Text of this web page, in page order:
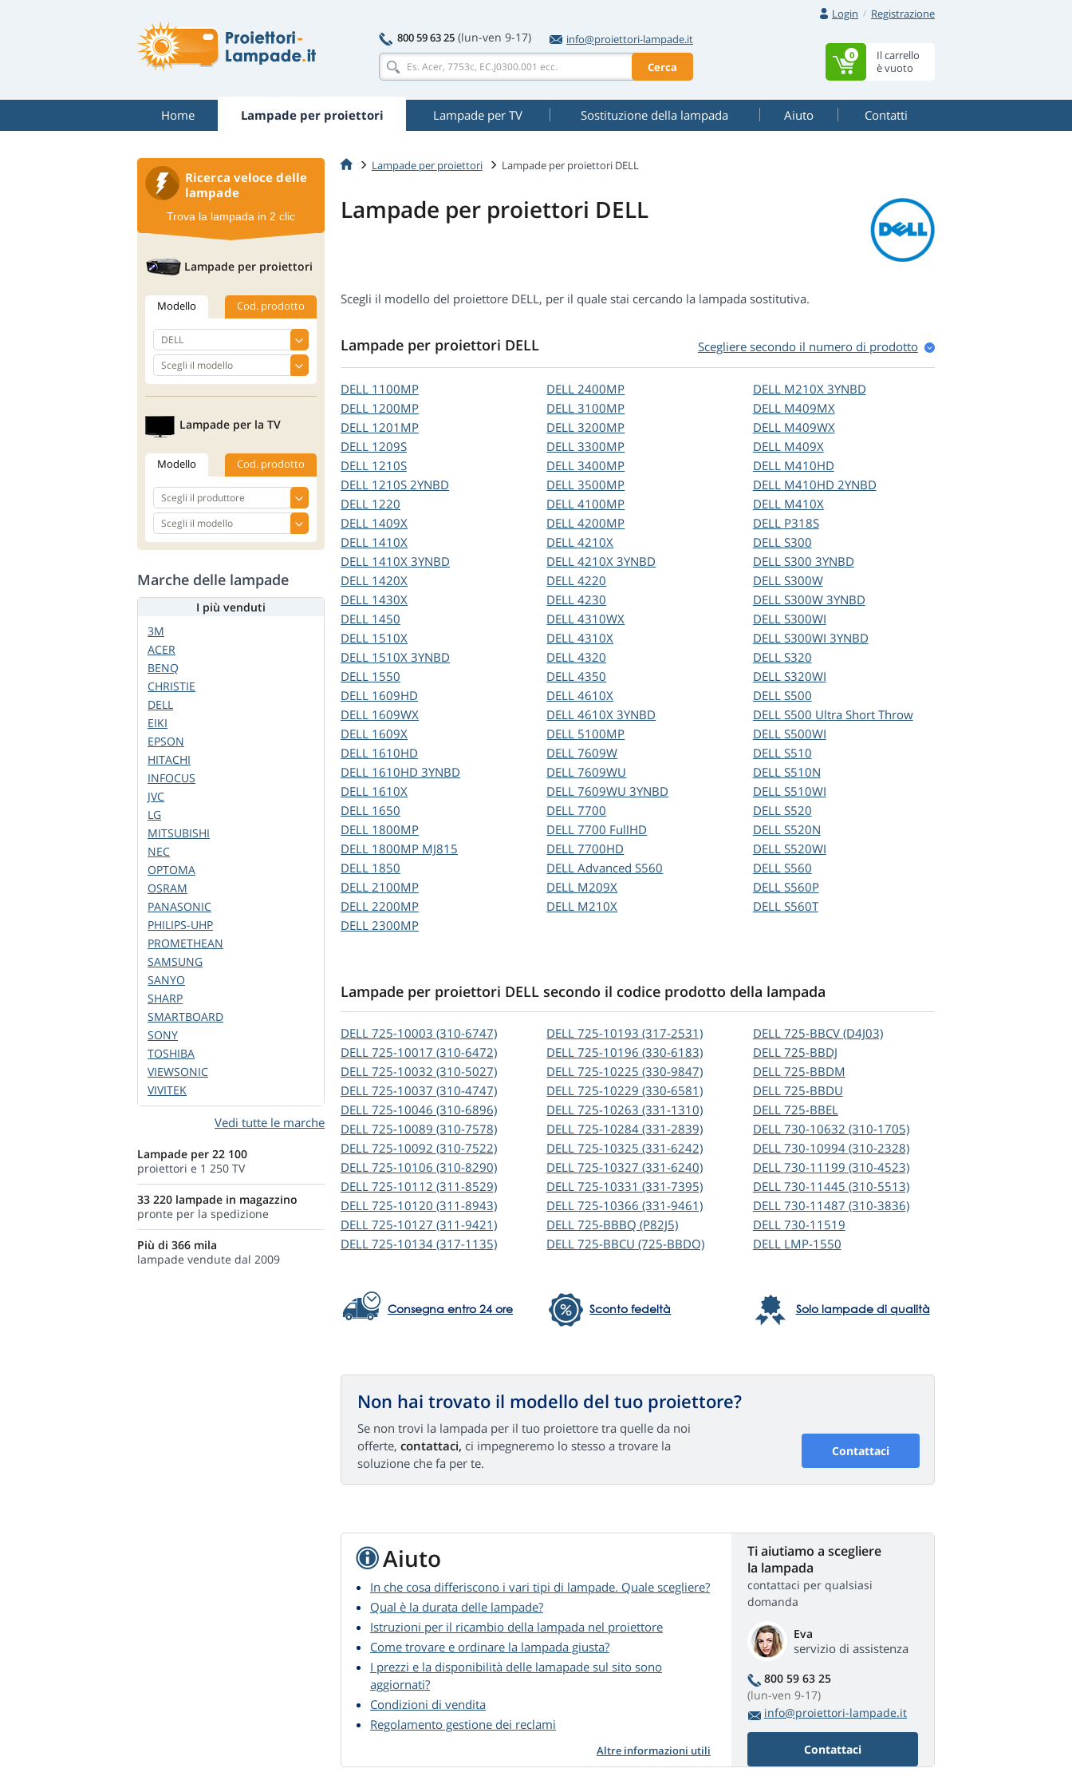
Login
Registrazione
800 59 63 25 (lun-ven 9-17)
info@proiettori-lampade.it
Cerca
Il carrello
è vuoto
0
Home Lampade per proiettori Lampade per TV Sostituzione della lampada Aiuto Contatti
Lampade per proiettori Lampade per proiettori DELL
Lampade per proiettori DELL
Scegli il modello del proiettore DELL, per il quale stai cercando la lampada sostitutiva.
Lampade per proiettori DELL Scegliere secondo il numero di prodotto
DELL 1100MP
DELL 1200MP
DELL 1201MP
DELL 1209S
DELL 1210S
DELL 1210S 2YNBD
DELL 1220
DELL 1409X
DELL 1410X
DELL 1410X 3YNBD
DELL 1420X
DELL 1430X
DELL 1450
DELL 1510X
DELL 1510X 3YNBD
DELL 1550
DELL 1609HD
DELL 1609WX
DELL 1609X
DELL 1610HD
DELL 1610HD 3YNBD
DELL 1610X
DELL 1650
DELL 1800MP
DELL 1800MP MJ815
DELL 1850
DELL 2100MP
DELL 2200MP
DELL 2300MP
DELL2400MP
DELL3100MP
DELL3200MP
DELL3300MP
DELL3400MP
DELL3500MP
DELL4100MP
DELL4200MP
DELL4210X
DELL4210X 3YNBD
DELL4220
DELL4230
DELL4310WX
DELL4310X
DELL4320
DELL4350
DELL4610X
DELL4610X 3YNBD
DELL 5100MP
DELL7609W
DELL7609WU
DELL7609WU 3YNBD
DELL7700
DELL7700 FullHD
DELL7700HD
DELLAdvanced S560
DELL M209X
DELL M210X
DELL M210X 3YNBD
DELL M409MX
DELL M409WX
DELL M409X
DELL M410HD
DELL M410HD 2YNBD
DELL M410X
DELL P318S
DELL S300
DELL S300 3YNBD
DELL S300W
DELL S300W 3YNBD
DELL S300WI
DELL S300WI 3YNBD
DELL S320
DELL S320WI
DELL S500
DELL S500 Ultra Short Throw
DELL S500WI
DELL S510
DELL S510N
DELL S510WI
DELL S520
DELL S520N
DELL S520WI
DELL S560
DELL S560P
DELL S560T
Lampade per proiettori DELL secondo il codice prodotto della lampada
DELL 725-10003 (310-6747)
DELL 725-10017 (310-6472)
DELL 725-10032 (310-5027)
DELL 725-10037 (310-4747)
DELL 725-10046 (310-6896)
DELL 725-10089 (310-7578)
DELL 725-10092 (310-7522)
DELL 725-10106 (310-8290)
DELL 725-10112 (311-8529)
DELL 725-10120 (311-8943)
DELL 725-10127 (311-9421)
DELL 725-10134 (317-1135)
DELL725-10193 (317-2531)
DELL725-10196 (330-6183)
DELL725-10225 (330-9847)
DELL725-10229 (330-6581)
DELL725-10263 (331-1310)
DELL725-10284 (331-2839)
DELL725-10325 (331-6242)
DELL725-10327 (331-6240)
DELL725-10331 (331-7395)
DELL725-10366 (331-9461)
DELL725-BBBQ (P82J5)
DELL725-BBCU (725-BBDO)
DELL 725-BBCV (D4J03)
DELL 725-BBDJ
DELL 725-BBDM
DELL 725-BBDU
DELL 725-BBEL
DELL 730-10632 (310-1705)
DELL 730-10994 (310-2328)
DELL 730-11199 (310-4523)
DELL 730-11445 (310-5513)
DELL 730-11487 (310-3836)
DELL 730-11519
DELL LMP-1550
Consegna entro 24 ore Sconto fedeltà Solo lampade di qualità
Non hai trovato il modello del tuo proiettore?
Se non trovi la lampada per il tuo proiettore tra quelle da noi
offerte, contattaci, ci impegneremo lo stesso a trovare la
soluzione che fa per te.
Contattaci
Aiuto
In che cosa differiscono i vari tipi di lampade. Quale scegliere?
Qual è la durata delle lampade?
Istruzioni per il ricambio della lampada nel proiettore
Come trovare e ordinare la lampada giusta?
I prezzi e la disponibilità delle lamapade sul sito sono
aggiornati?
Condizioni di vendita
Regolamento gestione dei reclami
Altre informazioni utili
Ti aiutiamo a scegliere
la lampada
contattaci per qualsiasi
domanda
Eva
servizio di assistenza
800 59 63 25
(lun-ven 9-17)
info@proiettori-lampade.it
Contattaci
Ricerca veloce delle
lampade
Trova la lampada in 2 clic
Lampade per proiettori
Modello Cod. prodotto
Lampade per la TV
Modello Cod. prodotto
Marche delle lampade
I più venduti
3M
ACER
BENQ
CHRISTIE
DELL
EIKI
EPSON
HITACHI
INFOCUS
JVC
LG
MITSUBISHI
NEC
OPTOMA
OSRAM
PANASONIC
PHILIPS-UHP
PROMETHEAN
SAMSUNG
SANYO
SHARP
SMARTBOARD
SONY
TOSHIBA
VIEWSONIC
VIVITEK
Vedi tutte le marche
Lampade per 22 100
proiettori e 1 250 TV
33 220 lampade in magazzino
pronte per la spedizione
Più di 366 mila
lampade vendute dal 2009